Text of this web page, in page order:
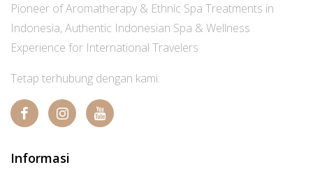
Pioneer of Aromatherapy & Ethnic Spa Treatments in
Indonesia, Authentic Indonesian Spa & Wellness
Experience for International Travelers
Tetap terhubung dengan kami:
Informasi